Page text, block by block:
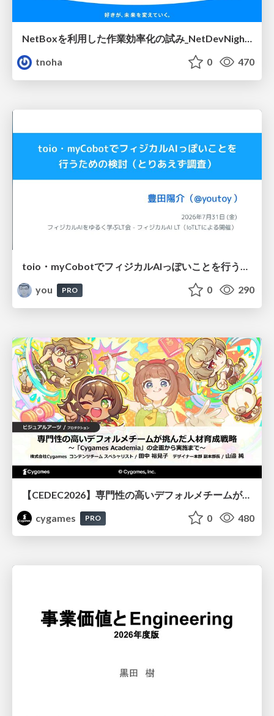
tnoha
0 470
toio・myCobotでフィジカルAIっぽいことを行うための検討（とりあえず調査） / フィジカルAI LT（IoTLTによる開催）
you
PRO 0 290
【CEDEC2026】専門性の高いデフォルメチームが挑んだ人材育成戦略 〜Cygames Academiaの企画から実施まで〜
cygames
PRO 0 480